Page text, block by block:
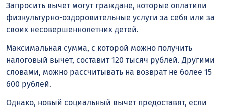
Запросить вычет могут граждане, которые оплатили
физкультурно-оздоровительные услуги за себя или за
своих несовершеннолетних детей.
Максимальная сумма, с которой можно получить
налоговый вычет, составит 120 тысяч рублей. Другими
словами, можно рассчитывать на возврат не более 15
600 рублей.
Однако, новый социальный вычет предоставят, если